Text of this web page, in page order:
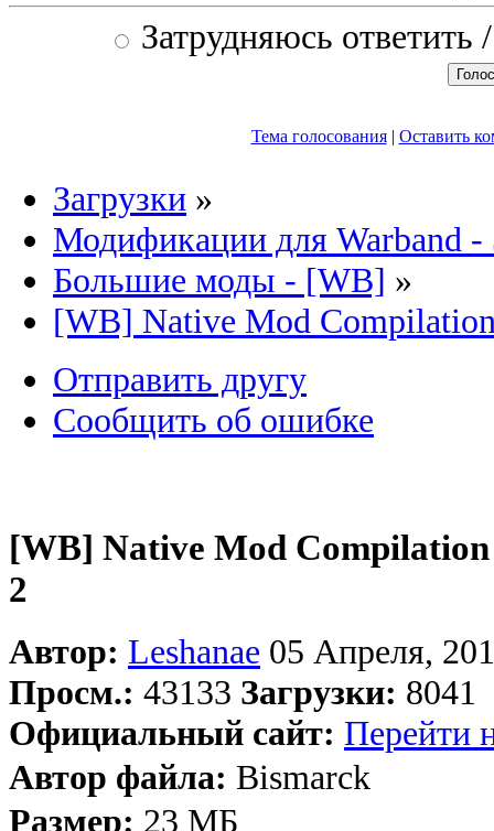
Затрудняюсь
Тема голосования| Оставить
Загрузки »
Модификации для Warband -
Большие моды - [WB] »
[WB] Native Mod
Отправить другу
Сообщить об ошибке
[WB] Native Mod Compilation
2
Автор: Leshanae 05 Апреля,
Просм.: 43133 Загрузки: 8041
Официальный сайт: Перейти
Автор файла: Bismarck
Размер: 23 МБ